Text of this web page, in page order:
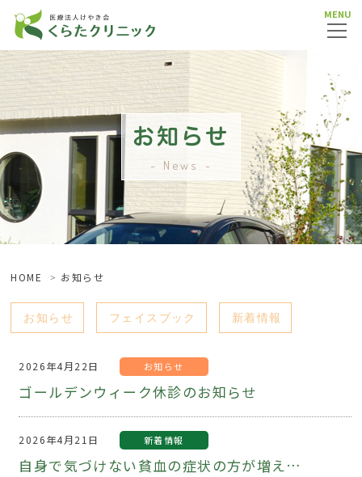
MENU
お知らせ
News
HOME お知らせ
お知らせ フェイスブック 新着情報
2026年4月22日 お知らせ
ゴールデンウィーク休診のお知らせ
2026年4月21日 新着情報
自身で気づけない貧血の症状の方が増えています